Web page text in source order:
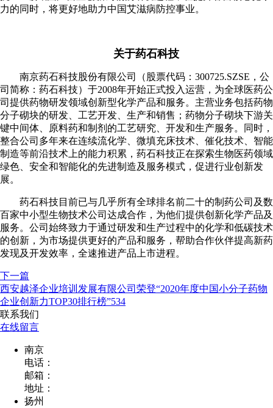
力的同时，将更好地助力中国艾滋病防控事业。
关于药石科技
南京药石科技股份有限公司（股票代码：300725.SZSE，公
司简称：药石科技）于2008年开始正式投入运营，为全球医药公
司提供药物研发领域创新型化学产品和服务。主营业务包括药物
分子砌块的研发、工艺开发、生产和销售；药物分子砌块下游关
键中间体、原料药和制剂的工艺研究、开发和生产服务。同时，
整合公司多年来在连续流化学、微填充床技术、催化技术、智能
制造等前沿技术上的能力积累，药石科技正在探索生物医药领域
绿色、安全和智能化的先进制造及服务模式，促进行业创新发
展。
药石科技目前已与几乎所有全球排名前二十的制药公司及数
百家中小型生物技术公司达成合作，为他们提供创新化学产品及
服务。公司始终致力于通过研发和生产过程中的化学和低碳技术
的创新，为市场提供更好的产品和服务，帮助合作伙伴提高新药
发现及开发效率，全速推进产品上市进程。
下一篇
西安越泽企业培训发展有限公司荣登“2020年度中国小分子药物
企业创新力TOP30排行榜”534
联系我们
在线留言
南京
电话：
邮箱：
地址：
扬州